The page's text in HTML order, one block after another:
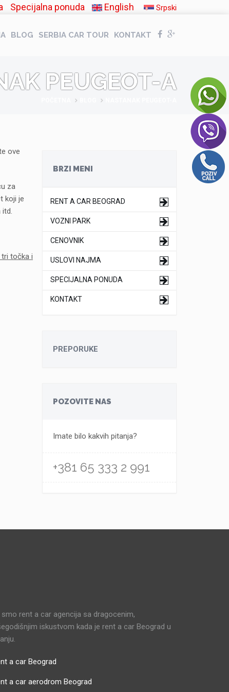
Specijalna ponuda English Srpski
BLOG SERBIA CAR TOUR KONTAKT
PEUGEOT-A
ove
za
koji je
itd.
točka i
BRZI MENI
RENT A CAR BEOGRAD
VOZNI PARK
CENOVNIK
USLOVI NAJMA
SPECIJALNA PONUDA
KONTAKT
PREPORUKE
POZOVITE NAS
Imate bilo kakvih pitanja?
+381 65 333 2 991
smo rent a car agencija sa dragocenim,
iskustvom kada je rent a car Beograd u
a car Beograd
a car aerodrom Beograd